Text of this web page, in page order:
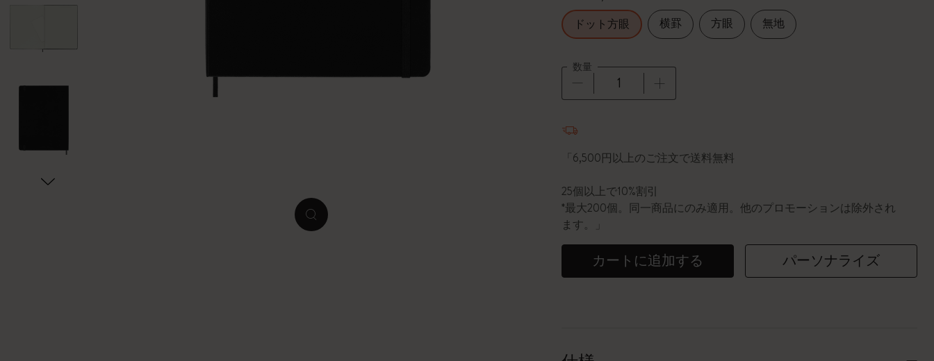
ン
zoom.cta
ドット方眼 横罫 方眼 無地
数量
「6,500円以上のご注文で送料無料
25個以上で10%割引
*最大200個。同一商品にのみ適用。他のプロモーションは除外され
ます。」
カートに追加する パーソナライズ